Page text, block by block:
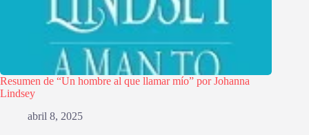
Resumen de “Un hombre al que llamar mío” por Johanna
Lindsey
abril 8, 2025